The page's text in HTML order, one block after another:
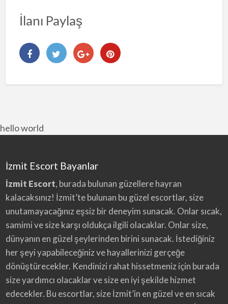
İlanı Paylaş
hello world
İzmit Escort Bayanlar
İzmit Escort, burada bulunan güzellere hayran
kalacaksınız! İzmit’te bulunan bu güzel escortlar, size
unutamayacağınız eşsiz bir deneyim sunacak. Onlar sıcak,
samimi ve size karşı oldukça ilgili olacaklar. Onlar size,
dünyanın en güzel şeylerinden birini sunacak. İstediğiniz
her şeyi yapabileceğiniz ve hayallerinizi gerçeğe
dönüştürecekler. Kendinizi rahat hissetmeniz için burada
size yardımcı olacaklar ve size en iyi şekilde hizmet
edecekler. Bu escortlar, size İzmit’in en güzel ve en sıcak